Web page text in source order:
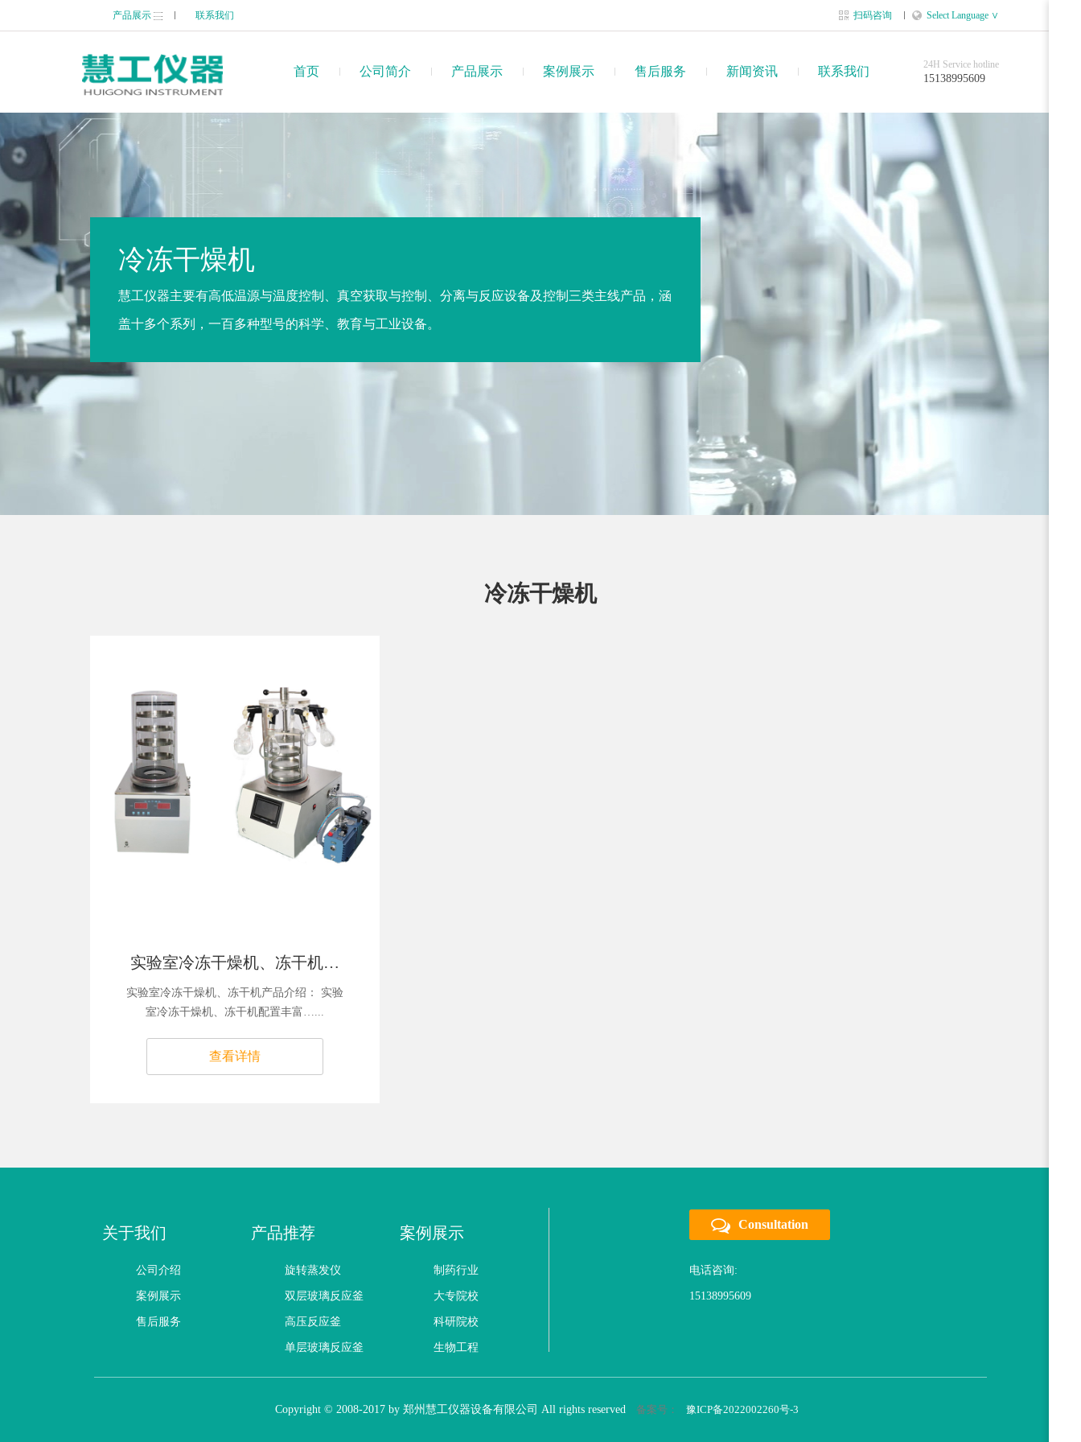
扫码咨询 Select Language ∨
产品展示 联系我们
首页 公司简介 产品展示 案例展示 售后服务 新闻资讯 联系我们 24H Service hotline
15138995609
冷冻干燥机
慧工仪器主要有高低温源与温度控制、真空获取与控制、分离与反应设备及控制三类主线产品，涵
盖十多个系列，一百多种型号的科学、教育与工业设备。
冷冻干燥机
实验室冷冻干燥机、冻干机…
实验室冷冻干燥机、冻干机产品介绍： 实验
室冷冻干燥机、冻干机配置丰富…...
查看详情
关于我们
公司介绍
案例展示
售后服务
产品推荐
旋转蒸发仪
双层玻璃反应釜
高压反应釜
单层玻璃反应釜
案例展示
制药行业
大专院校
科研院校
生物工程
Consultation
电话咨询:
15138995609
Copyright © 2008-2017 by 郑州慧工仪器设备有限公司 All rights reserved 备案号： 豫ICP备2022002260号-3